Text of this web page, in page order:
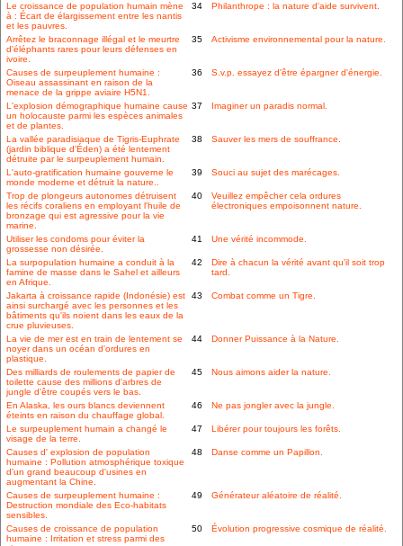
Le croissance de population humain mène
à : Écart de élargissement entre les nantis
et les pauvres.
34 Philanthrope : la nature d'aide survivent.
Arrêtez le braconnage illégal et le meurtre
d'éléphants rares pour leurs défenses en
ivoire.
35 Activisme environnemental pour la nature.
Causes de surpeuplement humaine :
Oiseau assassinant en raison de la
menace de la grippe aviaire H5N1.
36 S.v.p. essayez d'être épargner d'énergie.
L'explosion démographique humaine cause
un holocauste parmi les espèces animales
et de plantes.
37 Imaginer un paradis normal.
La vallée paradisiaque de Tigris-Euphrate
(jardin biblique d'Éden) a été lentement
détruite par le surpeuplement humain.
38 Sauver les mers de souffrance.
L'auto-gratification humaine gouverne le
monde moderne et détruit la nature..
39 Souci au sujet des marécages.
Trop de plongeurs autonomes détruisent
les récifs coraliens en employant l'huile de
bronzage qui est agressive pour la vie
marine.
40
Veuillez empêcher cela ordures
électroniques empoisonnent nature.
Utiliser les condoms pour éviter la
grossesse non désirée.
41 Une vérité incommode.
La surpopulation humaine a conduit à la
famine de masse dans le Sahel et ailleurs
en Afrique.
42
Dire à chacun la vérité avant qu'il soit trop
tard.
Jakarta à croissance rapide (Indonésie) est
ainsi surchargé avec les personnes et les
bâtiments qu'ils noient dans les eaux de la
crue pluvieuses.
43 Combat comme un Tigre.
La vie de mer est en train de lentement se
noyer dans un océan d'ordures en
plastique.
44 Donner Puissance à la Nature.
Des milliards de roulements de papier de
toilette cause des millions d'arbres de
jungle d'être coupés vers le bas.
45 Nous aimons aider la nature.
En Alaska, les ours blancs deviennent
éteints en raison du chauffage global.
46 Ne pas jongler avec la jungle.
Le surpeuplement humain a changé le
visage de la terre.
47 Libérer pour toujours les forêts.
Causes d' explosion de population
humaine : Pollution atmosphérique toxique
d'un grand beaucoup d'usines en
augmentant la Chine.
48 Danse comme un Papillon.
Causes de surpeuplement humaine :
Destruction mondiale des Eco-habitats
sensibles.
49 Générateur aléatoire de réalité.
Causes de croissance de population
humaine : Irritation et stress parmi des
50 Évolution progressive cosmique de réalité.